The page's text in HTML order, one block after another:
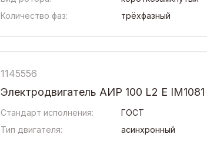
Количество фаз:
трёхфазный
1145556
Электродвигатель АИР 100 L2 Е IM1081
Стандарт исполнения:
ГОСТ
Тип двигателя:
асинхронный